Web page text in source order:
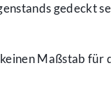
gedeckt
Maßstab für